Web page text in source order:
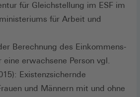
für Gleichstellung im ESF im
für Arbeit und
Berechnung des Einkommens-
erwachsene Person vgl.
Existenzsichernde
und Männern mit und ohne